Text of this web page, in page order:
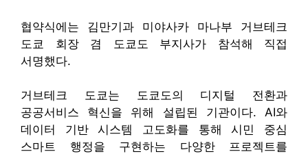
협약식에는 김만기과 미야사카 마나부 거브테크
도쿄 회장 겸 도쿄도 부지사가 참석해 직접
서명했다.
거브테크 도쿄는 도쿄도의 디지털 전환과
공공서비스 혁신을 위해 설립된 기관이다. AI와
데이터 기반 시스템 고도화를 통해 시민 중심
스마트 행정을 구현하는 다양한 프로젝트를